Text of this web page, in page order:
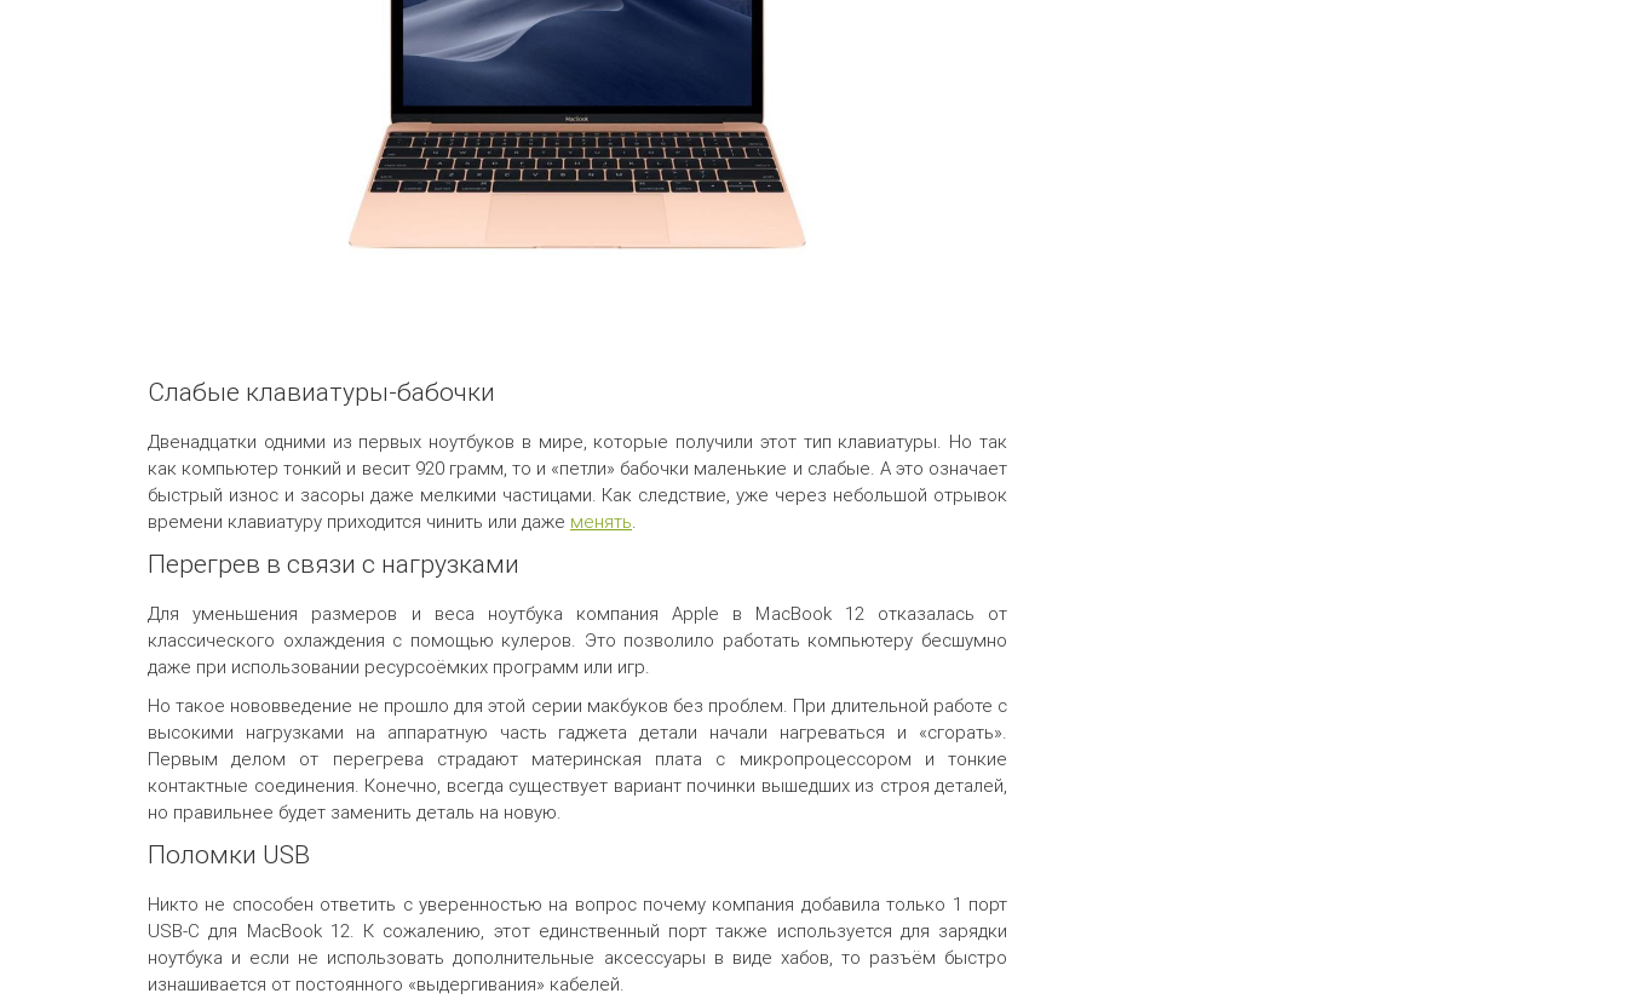
Установка и настройка Windows
В цену включена стоимость деталей и работ. Оригинал подразумевает оригинальную деталь или деталь
Скидка действует в случае выполнении любого вида ремонта.
Слабые клавиатуры-бабочки
Двенадцатки одними из первых ноутбуков в мире, которые получили этот тип клавиатуры. Но так
как компьютер тонкий и весит 920 грамм, то и «петли» бабочки маленькие и слабые. А это означает
быстрый износ и засоры даже мелкими частицами. Как следствие, уже через небольшой отрывок
времени клавиатуру приходится чинить или даже менять.
Перегрев в связи с нагрузками
Для уменьшения размеров и веса ноутбука компания Apple в MacBook 12 отказалась от
классического охлаждения с помощью кулеров. Это позволило работать компьютеру бесшумно
даже при использовании ресурсоёмких программ или игр.
Но такое нововведение не прошло для этой серии макбуков без проблем. При длительной работе с
высокими нагрузками на аппаратную часть гаджета детали начали нагреваться и «сгорать».
Первым делом от перегрева страдают материнская плата с микропроцессором и тонкие
контактные соединения. Конечно, всегда существует вариант починки вышедших из строя деталей,
но правильнее будет заменить деталь на новую.
Поломки USB
Никто не способен ответить с уверенностью на вопрос почему компания добавила только 1 порт
USB-C для MacBook 12. К сожалению, этот единственный порт также используется для зарядки
ноутбука и если не использовать дополнительные аксессуары в виде хабов, то разъём быстро
изнашивается от постоянного «выдергивания» кабелей.